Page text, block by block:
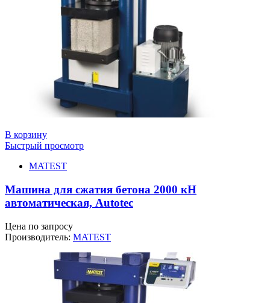
В корзину
Быстрый просмотр
MATEST
Машина для сжатия бетона 2000 кН
автоматическая, Autotec
Цена по запросу
Производитель: MATEST